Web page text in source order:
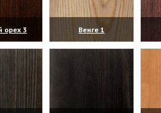
орех 3
Венге 1
(увеличить)